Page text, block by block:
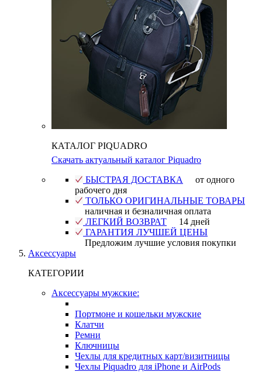
КАТАЛОГ PIQUADRO
Скачать актуальный каталог Piquadro
БЫСТРАЯ ДОСТАВКА
от одного
рабочего дня
ТОЛЬКО ОРИГИНАЛЬНЫЕ ТОВАРЫ
наличная и безналичная оплата
ЛЕГКИЙ ВОЗВРАТ
14 дней
ГАРАНТИЯ ЛУЧШЕЙ ЦЕНЫ
Предложим лучшие условия покупки
Аксессуары
КАТЕГОРИИ
Аксессуары мужские:
Портмоне и кошельки мужские
Клатчи
Ремни
Ключницы
Чехлы для кредитных карт/визитницы
Чехлы Piquadro для iPhone и AirPods